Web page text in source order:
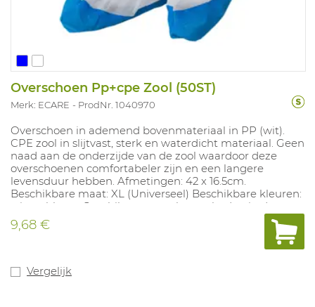
Overschoen Pp+cpe Zool (50ST)
Merk: ECARE ProdNr. 1040970
Overschoen in ademend bovenmateriaal in PP (wit).
CPE zool in slijtvast, sterk en waterdicht materiaal. Geen
naad aan de onderzijde van de zool waardoor deze
overschoenen comfortabeler zijn en een langere
levensduur hebben. Afmetingen: 42 x 16.5cm.
Beschikbare maat: XL (Universeel) Beschikbare kleuren:
wit en blauw. Geschikt voor werkzaamheden in de
voedingssector en ziekenhuizen. Geen PBM.
9,68 €
Vergelijk